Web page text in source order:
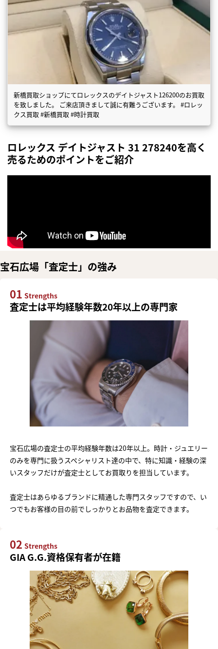
新橋買取ショップにてロレックスのデイトジャスト126200のお買取
を致しました。 ご来店頂きまして誠に有難うございます。 #ロレッ
クス買取 #新橋買取 #時計買取
ロレックス デイトジャスト 31 278240を高く
売るためのポイントをご紹介
宝石広場「査定士」の強み
01 Strengths
査定士は平均経験年数20年以上の専門家
宝石広場の査定士の平均経験年数は20年以上。時計・ジュエリー
のみを専門に扱うスペシャリスト達の中で、特に知識・経験の深
いスタッフだけが査定士としてお買取りを担当しています。
査定士はあらゆるブランドに精通した専門スタッフですので、い
つでもお客様の目の前でしっかりとお品物を査定できます。
02 Strengths
GIA G.G.資格保有者が在籍